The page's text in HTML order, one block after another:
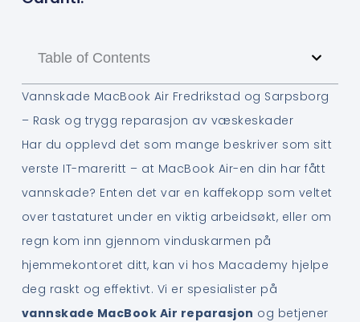
Table of Contents
Vannskade MacBook Air Fredrikstad og Sarpsborg
– Rask og trygg reparasjon av væskeskader
Har du opplevd det som mange beskriver som sitt
verste IT-mareritt – at MacBook Air-en din har fått
vannskade? Enten det var en kaffekopp som veltet
over tastaturet under en viktig arbeidsøkt, eller om
regn kom inn gjennom vinduskarmen på
hjemmekontoret ditt, kan vi hos Macademy hjelpe
deg raskt og effektivt. Vi er spesialister på
vannskade MacBook Air reparasjon og betjener